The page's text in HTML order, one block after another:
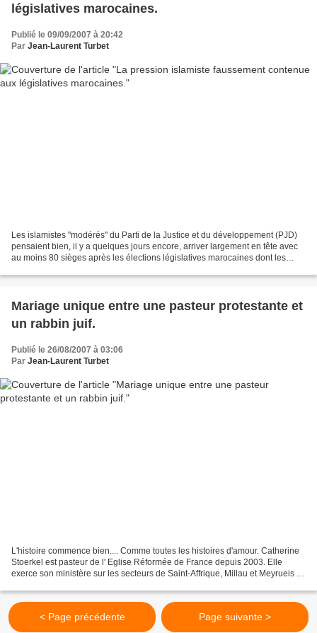
législatives marocaines.
Publié le 09/09/2007 à 20:42
Par Jean-Laurent Turbet
Les islamistes "modérés" du Parti de la Justice et du développement (PJD)
pensaient bien, il y a quelques jours encore, arriver largement en tête avec
au moins 80 sièges après les élections législatives marocaines dont les
Mariage unique entre une pasteur protestante et
un rabbin juif.
Publié le 26/08/2007 à 03:06
Par Jean-Laurent Turbet
L'histoire commence bien.... Comme toutes les histoires d'amour. Catherine
Stoerkel est pasteur de l' Eglise Réformée de France depuis 2003. Elle
exerce son ministère sur les secteurs de Saint-Affrique, Millau et Meyrueis .
< Page précédente Page suivante >